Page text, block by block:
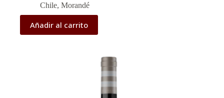
Chile, Morandé
Añadir al carrito